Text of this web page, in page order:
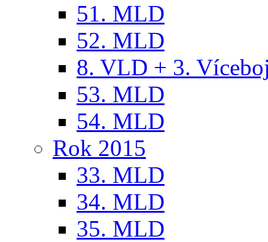
51. MLD
52. MLD
8. VLD + 3.
53. MLD
54. MLD
Rok 2015
33. MLD
34. MLD
35. MLD